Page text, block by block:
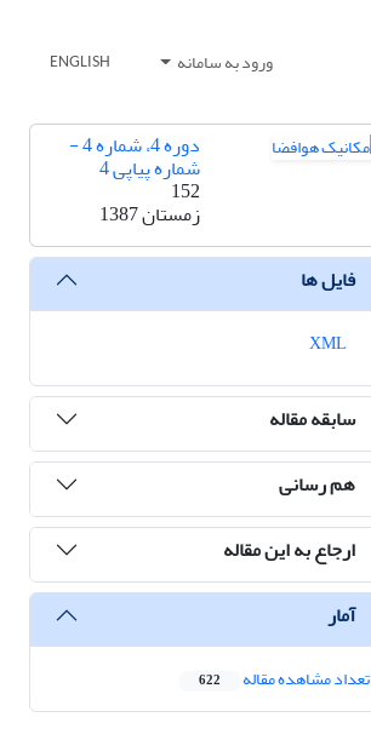
ورود به سامانه ENGLISH
دوره 4، شماره 4 -
شماره پیاپی 4
152
زمستان 1387
فایل ها
سابقه مقاله
هم رسانی
ارجاع به این مقاله
آمار
تعداد مشاهده مقاله 622